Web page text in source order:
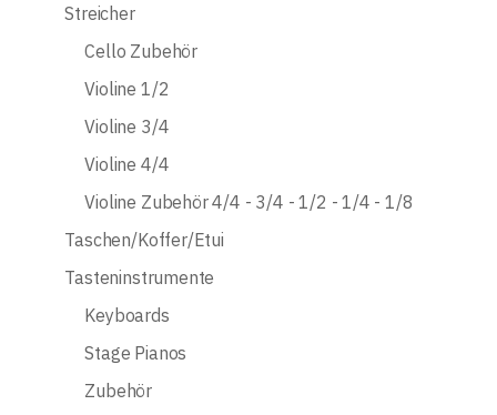
Streicher
Cello Zubehör
Violine 1/2
Violine 3/4
Violine 4/4
Violine Zubehör 4/4 - 3/4 - 1/2 - 1/4 - 1/8
Taschen/Koffer/Etui
Tasteninstrumente
Keyboards
Stage Pianos
Zubehör